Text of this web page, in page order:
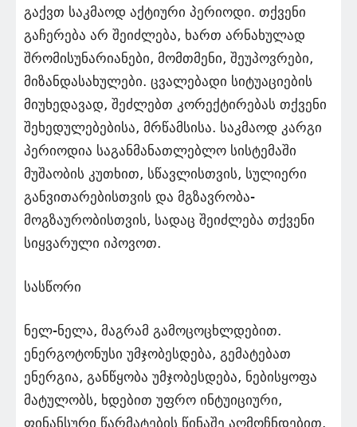
გაქვთ საკმაოდ აქტიური პერიოდი. თქვენი
გაჩერება არ შეიძლება, ხართ არნახულად
შრომისუნარიანები, მომთმენი, შეუპოვრები,
მიზანდასახულები. ცვალებადი სიტუაციების
მიუხედავად, შეძლებთ კორექტირებას თქვენი
შეხედულებებისა, მრწამსისა. საკმაოდ კარგი
პერიოდია საგანმანათლებლო სისტემაში
მუშაობის კუთხით, სწავლისთვის, სულიერი
განვითარებისთვის და მგზავრობა-
მოგზაურობისთვის, სადაც შეიძლება თქვენი
სიყვარული იპოვოთ.
სასწორი
ნელ-ნელა, მაგრამ გამოცოცხლდებით.
ენერგოტონუსი უმჯობესდება, გემატებათ
ენერგია, განწყობა უმჯობესდება, ნებისყოფა
მატულობს, ხდებით უფრო ინტუიციური,
ფინანსური წარმატების წინაშე აღმოჩნდებით.